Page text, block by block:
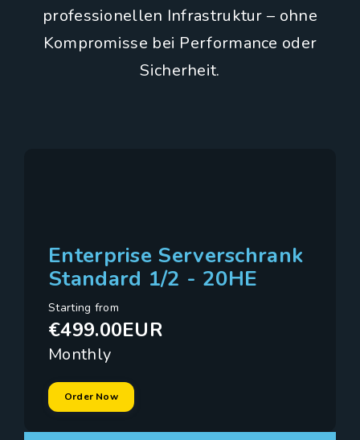
professionellen Infrastruktur – ohne
Kompromisse bei Performance oder
Sicherheit.
Enterprise Serverschrank
Standard 1/2 - 20HE
Starting from
€499.00EUR
Monthly
Order Now